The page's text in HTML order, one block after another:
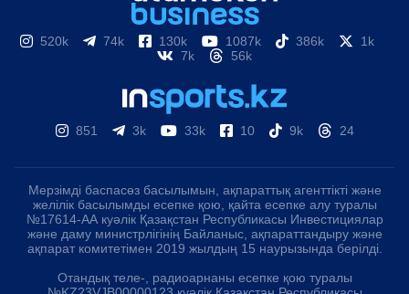
520k 74k 130k 1087k 386k
1k
7k
56k
851 3k 33k 10 9k 24
Мерзімді баспасөз басылымын, ақпараттық агенттікті және
желілік басылымды есепке қою, қайта есепке алу туралы
№17614-АА куәлік Қазақстан Республикасы Инвестициялар
және даму министрлігінің Байланыс, ақпараттандыру және
ақпарат комитетімен 2019 жылдың 15 наурызында берілді.
Отандық теле-, радиоарнаны есепке қою туралы